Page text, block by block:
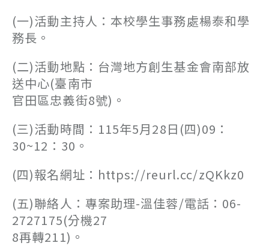
(一)活動主持人：本校學生事務處楊泰和學
務長。
(二)活動地點：台灣地方創生基金會南部放
送中心(臺南市
官田區忠義街8號)。
(三)活動時間：115年5月28日(四)09：
30~12：30。
(四)報名網址：https://reurl.cc/zQKkz0
(五)聯絡人：專案助理-溫佳蓉/電話：06-
2727175(分機27
8再轉211)。